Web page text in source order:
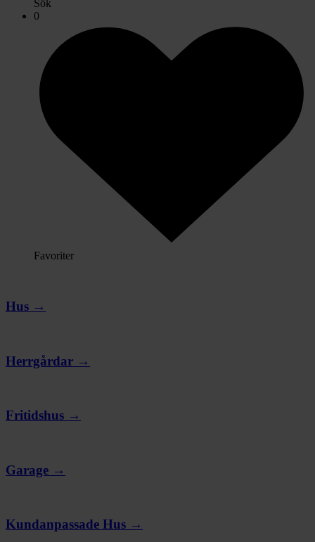
Sök
0
Favoriter
Hus →
Herrgårdar →
Fritidshus →
Garage →
Kundanpassade Hus →